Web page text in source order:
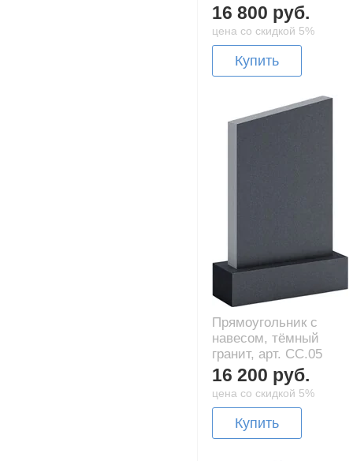
16 800 руб.
цена со скидкой 5%
Купить
Прямоугольник с
навесом, тёмный
гранит, арт. CC.05
16 200 руб.
цена со скидкой 5%
Купить